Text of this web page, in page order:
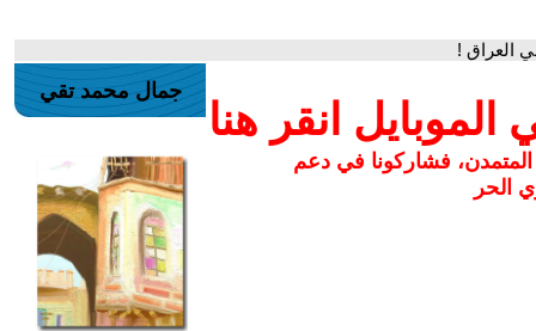
العراق !
انقر هنا
المتمدن، فشاركونا في دعم
الحر
جمال محمد تقي